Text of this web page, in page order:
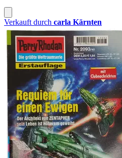
Verkauft durch carla Kärnten